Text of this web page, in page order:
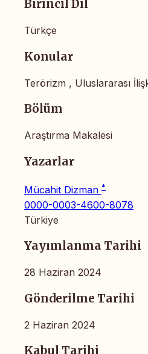
Birincil Dil
Türkçe
Konular
Terörizm , Uluslararası
Bölüm
Araştırma Makalesi
Yazarlar
Mücahit Dizman *
0000-0003-4600-8078
Türkiye
Yayımlanma Tarihi
28 Haziran 2024
Gönderilme Tarihi
2 Haziran 2024
Kabul Tarihi